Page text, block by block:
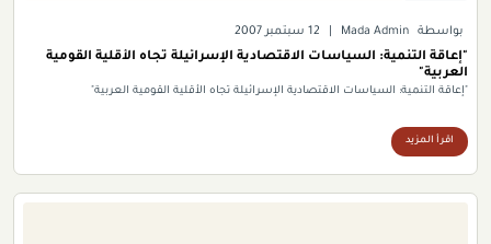
بواسطة Mada Admin 12 سبتمبر 2007
"إعاقة التنمية: السياسات الاقتصادية الإسرائيلة تجاه الأقلية القومية
العربية"
"إعاقة التنمية: السياسات الاقتصادية الإسرائيلة تجاه الأقلية القومية العربية"
اقرأ المزيد